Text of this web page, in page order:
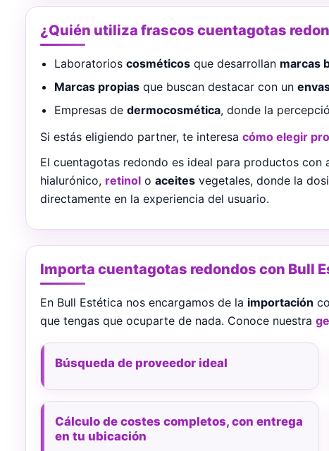
¿Quién utiliza frascos cuentagotas
Laboratorios cosméticos que desarrollan marcas
Marcas propias que buscan destacar con un
Empresas de dermocosmética, donde la
Si estás eligiendo partner, te interesa cómo elegir
El cuentagotas redondo es ideal para productos con
hialurónico, retinol o aceites vegetales, donde la
directamente en la experiencia del usuario.
Importa cuentagotas redondos con Bull
En Bull Estética nos encargamos de la importación
que tengas que ocuparte de nada. Conoce nuestra
Búsqueda de proveedor ideal
Cálculo de costes completos, con entrega
en tu ubicación